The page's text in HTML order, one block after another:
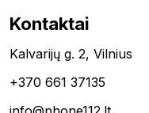
Kontaktai
Kalvarijų g. 2, Vilnius
+370 661 37135